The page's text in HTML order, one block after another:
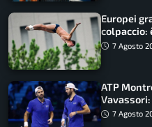
Europei
colpaccio:
ancora in
7 Agosto
ATP
azzurri
7 Agosto